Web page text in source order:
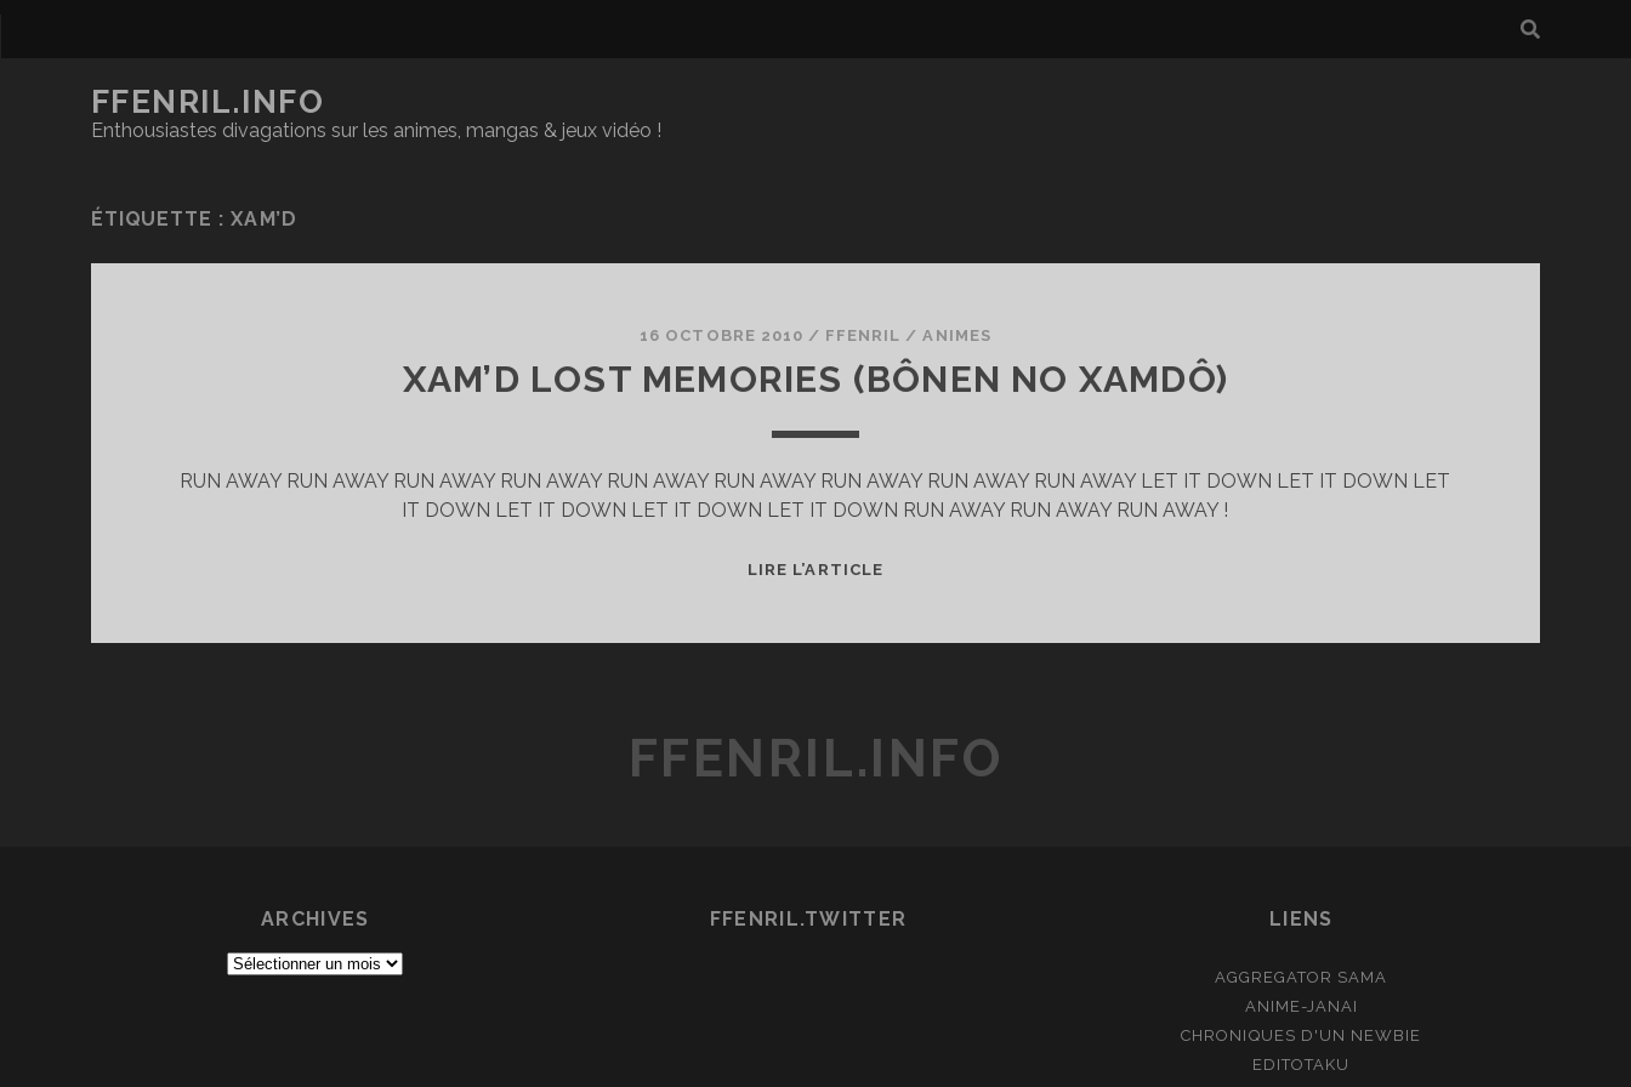
FFENRIL.INFO
Enthousiastes divagations sur les animes, mangas & jeux vidéo !
ÉTIQUETTE :XAM’D
16 OCTOBRE 2010 / FFENRIL /ANIMES
XAM’D LOST MEMORIES (BÔNEN NO XAMDÔ)
RUN AWAY RUN AWAY RUN AWAY RUN AWAY RUN AWAY RUN AWAY RUN AWAY RUN AWAY RUN AWAY LET IT DOWN LET IT DOWN LET
IT DOWN LET IT DOWN LET IT DOWN LET IT DOWN RUN AWAY RUN AWAY RUN AWAY !
LIRE L’ARTICLEXAM’D
FFENRIL.INFO
ARCHIVES
Archives
FFENRIL.TWITTER LIENS
AGGREGATOR SAMA
ANIME-JANAI
CHRONIQUES D'UN NEWBIE
EDITOTAKU